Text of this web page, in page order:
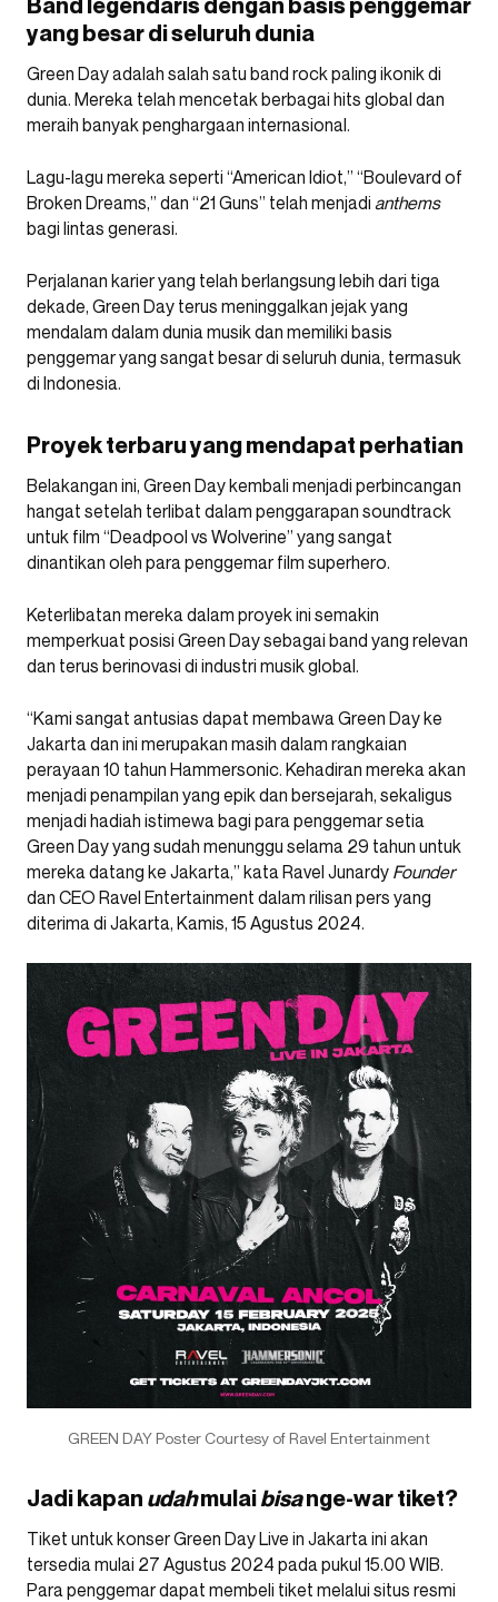
yang besar di seluruh dunia
Green Day adalah salah satu band rock paling ikonik di
dunia. Mereka telah mencetak berbagai hits global dan
meraih banyak penghargaan internasional.
Lagu-lagu mereka seperti “American Idiot,” “Boulevard of
Broken Dreams,” dan “21 Guns” telah menjadi anthems
bagi lintas generasi.
Perjalanan karier yang telah berlangsung lebih dari tiga
dekade, Green Day terus meninggalkan jejak yang
mendalam dalam dunia musik dan memiliki basis
penggemar yang sangat besar di seluruh dunia, termasuk
di Indonesia.
Proyek terbaru yang mendapat perhatian
Belakangan ini, Green Day kembali menjadi perbincangan
hangat setelah terlibat dalam penggarapan soundtrack
untuk film “Deadpool vs Wolverine” yang sangat
dinantikan oleh para penggemar film superhero.
Keterlibatan mereka dalam proyek ini semakin
memperkuat posisi Green Day sebagai band yang relevan
dan terus berinovasi di industri musik global.
“Kami sangat antusias dapat membawa Green Day ke
Jakarta dan ini merupakan masih dalam rangkaian
perayaan 10 tahun Hammersonic. Kehadiran mereka akan
menjadi penampilan yang epik dan bersejarah, sekaligus
menjadi hadiah istimewa bagi para penggemar setia
Green Day yang sudah menunggu selama 29 tahun untuk
mereka datang ke Jakarta,” kata Ravel Junardy Founder
dan CEO Ravel Entertainment dalam rilisan pers yang
diterima di Jakarta, Kamis, 15 Agustus 2024.
GREEN DAY Poster Courtesy of Ravel Entertainment
Jadi kapan udahmulaibisange-war tiket?
Tiket untuk konser Green Day Live in Jakarta ini akan
tersedia mulai 27 Agustus 2024 pada pukul 15.00 WIB.
Para penggemar dapat membeli tiket melalui situs resmi